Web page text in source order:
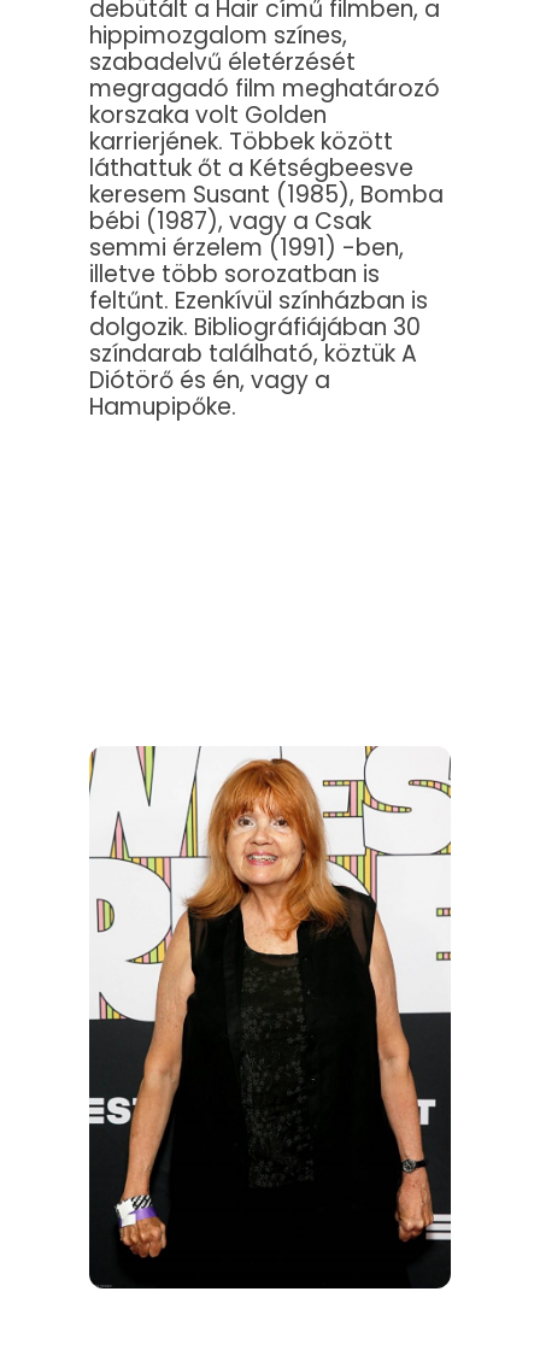
debütált a Hair című filmben, a
hippimozgalom színes,
szabadelvű életérzését
megragadó film meghatározó
korszaka volt Golden
karrierjének. Többek között
láthattuk őt a Kétségbeesve
keresem Susant (1985), Bomba
bébi (1987), vagy a Csak
semmi érzelem (1991) -ben,
illetve több sorozatban is
feltűnt. Ezenkívül színházban is
dolgozik. Bibliográfiájában 30
színdarab található, köztük A
Diótörő és én, vagy a
Hamupipőke.